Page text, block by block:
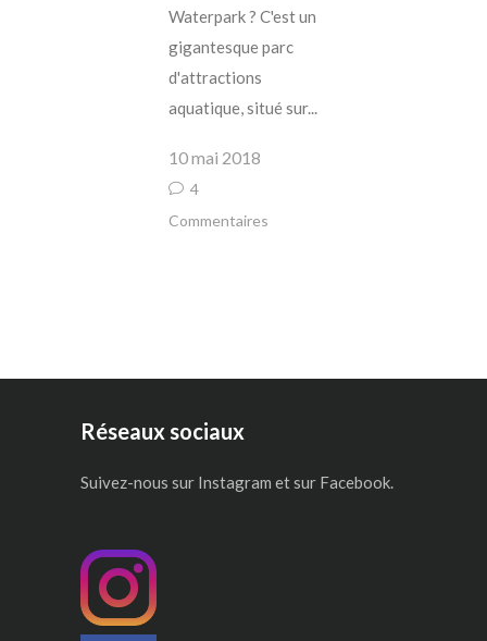
Waterpark ? C'est un
gigantesque parc
d'attractions
aquatique, situé sur...
10 mai 2018
4
Commentaires
Réseaux sociaux
Suivez-nous sur Instagram et sur Facebook.